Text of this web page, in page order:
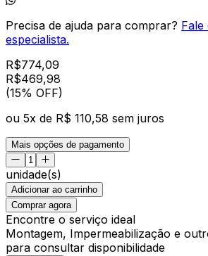
Precisa de ajuda para comprar? Fale
especialista.
R$774,09
R$469,98
(15% OFF)
ou 5x de R$ 110,58 sem juros
Mais opções de pagamento
unidade(s)
Adicionar ao carrinho
Comprar agora
Encontre o serviço ideal
Montagem, Impermeabilização e
para consultar disponibilidade